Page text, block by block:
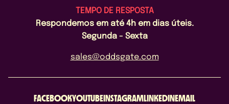
TEMPO DE RESPOSTA
Respondemos em até 4h em dias úteis.
Segunda - Sexta
sales@oddsgate.com
FACEBOOKYOUTUBE INSTAGRAMLINKEDIN EMAIL